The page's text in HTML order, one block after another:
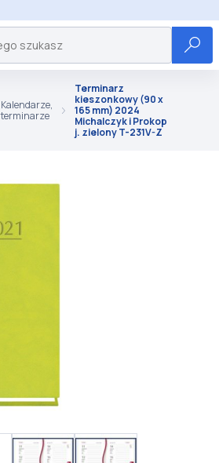
Kalendarze,
terminarze
Terminarz
kieszonkowy (90 x
165 mm) 2024
Michalczyk i Prokop
j. zielony T-231V-Z